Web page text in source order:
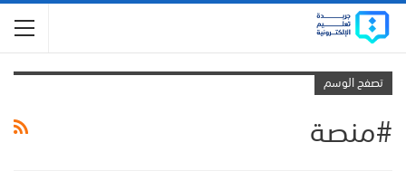
تصفح الوسم
#منصة